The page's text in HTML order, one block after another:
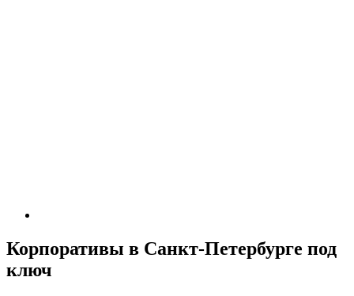
Корпоративы в Санкт-Петербурге под
ключ